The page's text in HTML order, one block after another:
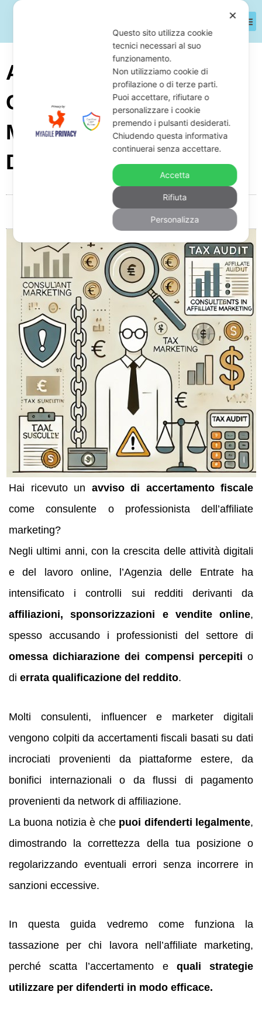
Accertamento Fiscale A
Consulenti Di Affiliate
Marketing: Come
Difendersi
05:12
Hai ricevuto un avviso di accertamento fiscale
come consulente o professionista dell’affiliate
marketing?
Negli ultimi anni, con la crescita delle attività digitali
e del lavoro online, l’Agenzia delle Entrate ha
intensificato i controlli sui redditi derivanti da
affiliazioni, sponsorizzazioni e vendite online,
spesso accusando i professionisti del settore di
omessa dichiarazione dei compensi percepiti o
di errata qualificazione del reddito.
Molti consulenti, influencer e marketer digitali
vengono colpiti da accertamenti fiscali basati su dati
incrociati provenienti da piattaforme estere, da
bonifici internazionali o da flussi di pagamento
provenienti da network di affiliazione.
La buona notizia è che puoi difenderti legalmente,
dimostrando la correttezza della tua posizione o
regolarizzando eventuali errori senza incorrere in
sanzioni eccessive.
In questa guida vedremo come funziona la
tassazione per chi lavora nell’affiliate marketing,
perché scatta l’accertamento e quali strategie
utilizzare per difenderti in modo efficace.
✕
Questo sito utilizza cookie
tecnici necessari al suo
funzionamento.
Non utilizziamo cookie di
profilazione o di terze parti.
Puoi accettare, rifiutare o
personalizzare i cookie
premendo i pulsanti desiderati.
Chiudendo questa informativa
continuerai senza accettare.
Accetta
Rifiuta
Personalizza